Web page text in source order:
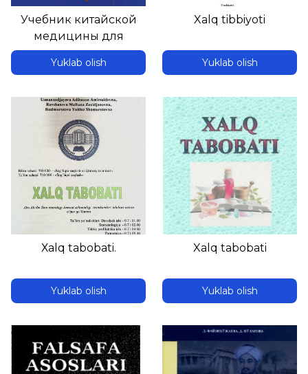
Учебник китайской
медицины для
западных врачей
Yuklab olish
Xalq tibbiyoti
Yuklab olish
Хаlq tabobati.
Yuklab olish
Xalq tabobati
Yuklab olish